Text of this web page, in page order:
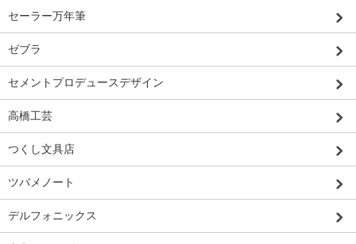
セーラー万年筆
ゼブラ
セメントプロデュースデザイン
高橋工芸
つくし文具店
ツバメノート
デルフォニックス